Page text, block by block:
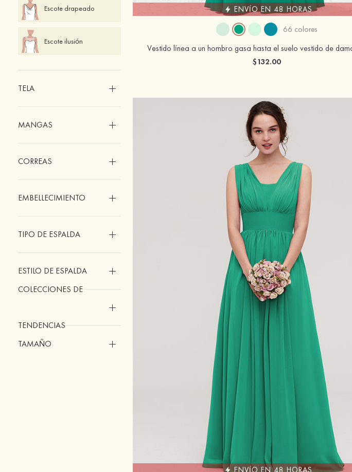
Escote drapeado
Escote ilusión
TELA
MANGAS
CORREAS
EMBELLECIMIENTO
TIPO DE ESPALDA
ESTILO DE ESPALDA
COLECCIONES DE
TENDENCIAS
TAMAÑO
ENVÍO EN 48 HORAS
66 colores
Vestido línea a un hombro gasa hasta el suelo vestido de
$132.00